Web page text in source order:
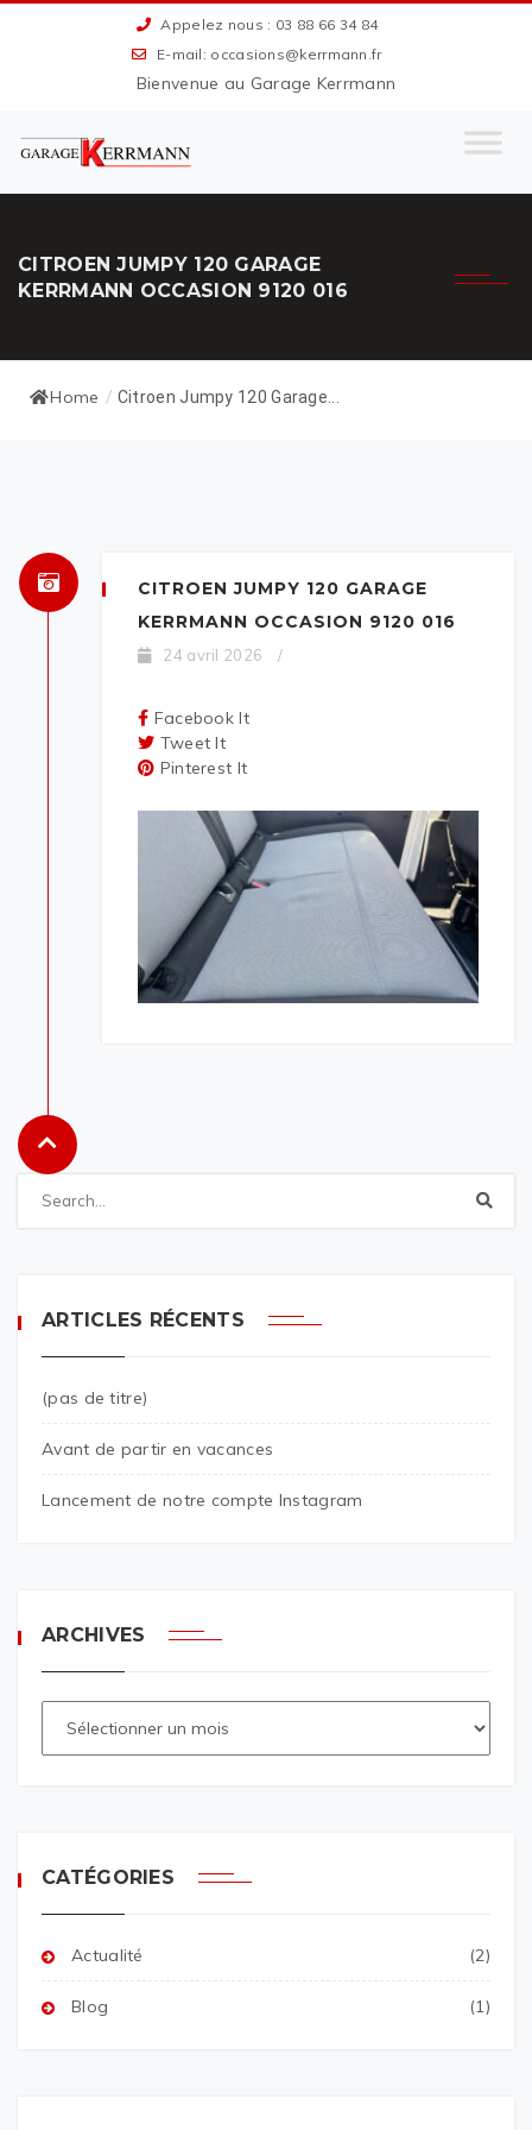
Appelez nous : 03 88 66 34 84
E-mail: occasions@kerrmann.fr
Bienvenue au Garage Kerrmann
CITROEN JUMPY 120 GARAGE
KERRMANN OCCASION 9120 016
Home / Citroen Jumpy 120 Garage...
CITROEN JUMPY 120 GARAGE
KERRMANN OCCASION 9120 016
24 avril 2026 /
Facebook It
Tweet It
Pinterest It
ARTICLES RÉCENTS
(pas de titre)
Avant de partir en vacances
Lancement de notre compte Instagram
ARCHIVES
CATÉGORIES
Actualité (2)
Blog (1)